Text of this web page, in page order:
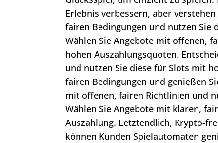
Erlebnis verbessern, aber
fairen Bedingungen und nutzen Sie
Wählen Sie Angebote mit offenen,
hohen Auszahlungsquoten.
und nutzen Sie diese für Slots mit
fairen Bedingungen und genießen
mit offenen, fairen Richtlinien und
Wählen Sie Angebote mit klaren,
Auszahlung. Letztendlich, Krypto-
können Kunden Spielautomaten